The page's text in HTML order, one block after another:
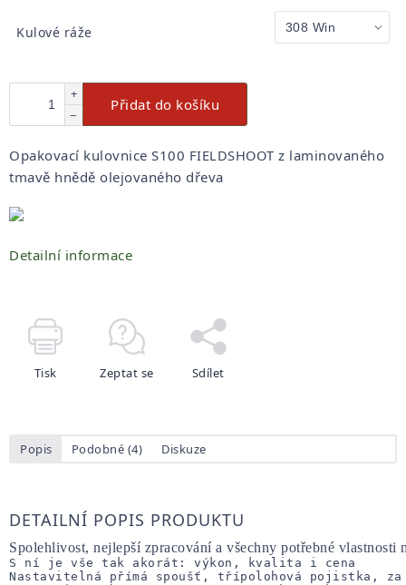
Kulové ráže
+
−
Přidat do košíku
Opakovací kulovnice S100 FIELDSHOOT z laminovaného
tmavě hnědě olejovaného dřeva
Detailní informace
Tisk Zeptat se Sdílet
Popis Podobné (4) Diskuze
DETAILNÍ POPIS PRODUKTU
Spolehlivost, nejlepší zpracování a všechny potřebné
S ní je vše tak akorát: výkon, kvalita i cena
Nastavitelná přímá spoušť, třípolohová pojistka, za